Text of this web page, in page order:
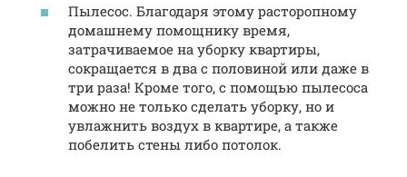
Пылесос. Благодаря этому расторопному
домашнему помощнику время,
затрачиваемое на уборку квартиры,
сокращается в два с половиной или даже в
три раза! Кроме того, с помощью пылесоса
можно не только сделать уборку, но и
увлажнить воздух в квартире, а также
побелить стены либо потолок.